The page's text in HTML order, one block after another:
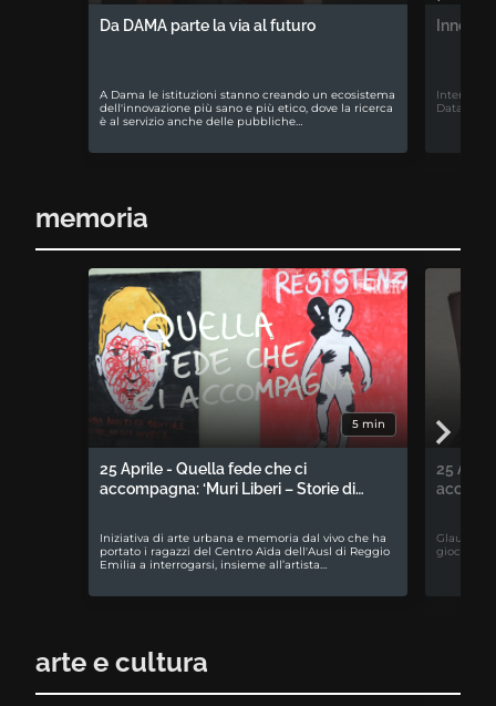
Da DAMA parte la via al futuro
A Dama le istituzioni stanno creando un ecosistema
dell'innovazione più sano e più etico, dove la ricerca
è al servizio anche delle pubbliche…
Intervista
Data
memoria
5 min
25 Aprile - Quella fede che ci
accompagna: ‘Muri Liberi – Storie di…
Iniziativa di arte urbana e memoria dal vivo che ha
portato i ragazzi del Centro Aïda dell'Ausl di Reggio
Emilia a interrogarsi, insieme all’artista…
25
Glauco
gioco da
arte e cultura